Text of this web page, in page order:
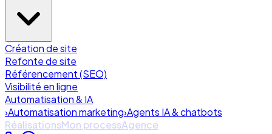
Création de site
Refonte de site
Référencement (SEO)
Visibilité en ligne
Automatisation & IA
›Automatisation marketing›Agents IA & chatbots
RéalisationsMon processAgence